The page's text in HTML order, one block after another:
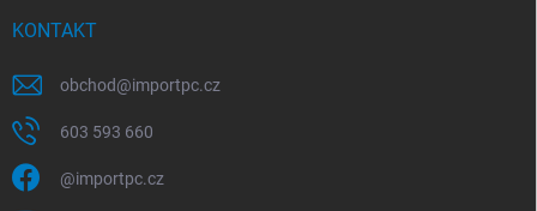
KONTAKT
obchod@importpc.cz
603 593 660
@importpc.cz